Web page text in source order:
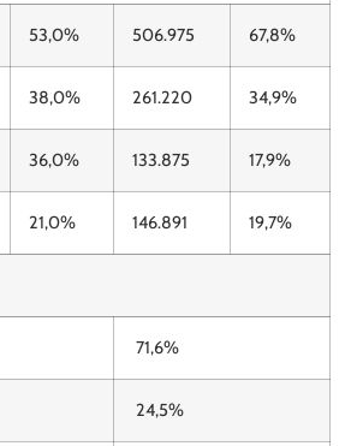
53,0% 506.975 67,8%
38,0% 261.220 34,9%
36,0% 133.875 17,9%
21,0% 146.891 19,7%
71,6%
24,5%